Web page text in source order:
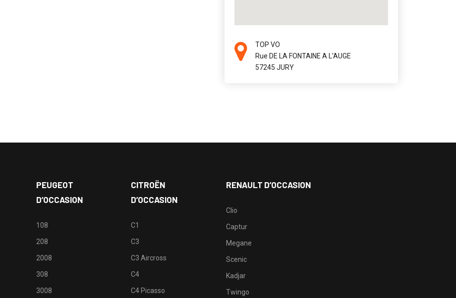
TOP VO
Rue DE LA FONTAINE A L'AUGE
57245 JURY
PEUGEOT
D’OCCASION
108
208
2008
308
3008
CITROËN
D’OCCASION
C1
C3
C3 Aircross
C4
C4 Picasso
RENAULT D’OCCASION
Clio
Captur
Megane
Scenic
Kadjar
Twingo